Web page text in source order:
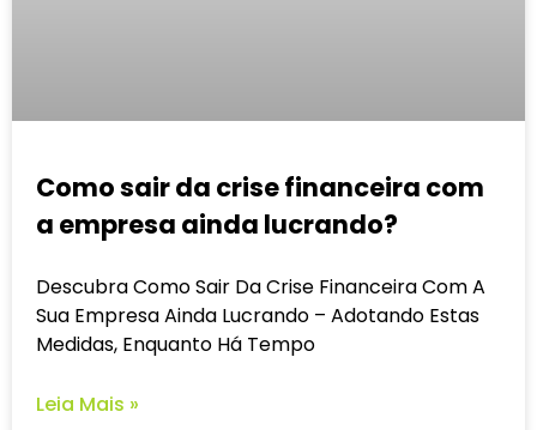
Como sair da crise financeira com
a empresa ainda lucrando?
Descubra Como Sair Da Crise Financeira Com A
Sua Empresa Ainda Lucrando – Adotando Estas
Medidas, Enquanto Há Tempo
Leia Mais »